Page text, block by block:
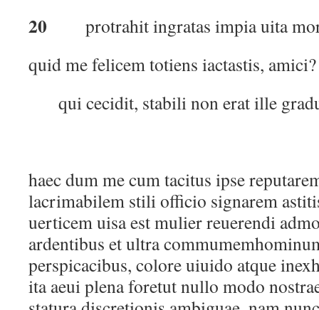
20
protrahit ingratas impia uita
quid me felicem totiens iactastis, amici?
qui cecidit, stabili non erat ille
haec dum me cum tacitus ipse
lacrimabilem stili officio signarem
uerticem uisa est mulier reuerendi
ardentibus et ultra
perspicacibus, colore uiuido atque
ita aeui plena foretut nullo modo